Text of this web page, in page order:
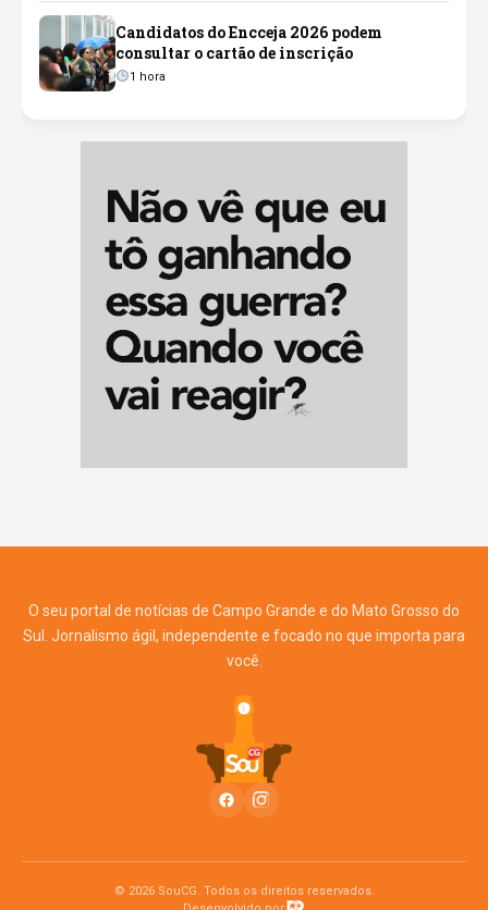
Candidatos do Encceja 2026 podem
consultar o cartão de inscrição
1 hora
O seu portal de notícias de Campo Grande e do Mato Grosso do
Sul. Jornalismo ágil, independente e focado no que importa para
você.
© 2026 SouCG. Todos os direitos reservados.